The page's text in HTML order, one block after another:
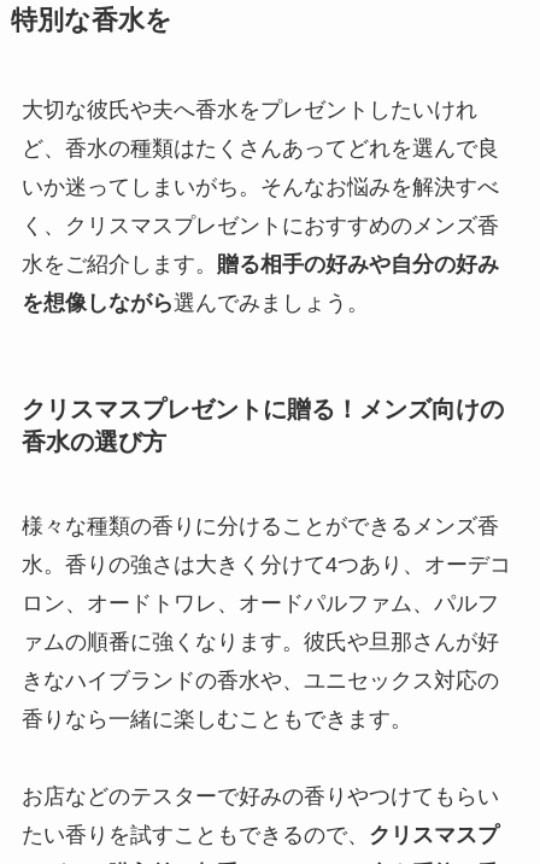
特別な香水を
大切な彼氏や夫へ香水をプレゼントしたいけれ
ど、香水の種類はたくさんあってどれを選んで良
いか迷ってしまいがち。そんなお悩みを解決すべ
く、クリスマスプレゼントにおすすめのメンズ香
水をご紹介します。 贈る相手の好みや自分の好み
を想像しながら選んでみましょう。
クリスマスプレゼントに贈る！メンズ向けの
香水の選び方
様々な種類の香りに分けることができるメンズ香
水。香りの強さは大きく分けて4つあり、オーデコ
ロン、オードトワレ、オードパルファム、パルフ
ァムの順番に強くなります。彼氏や旦那さんが好
きなハイブランドの香水や、ユニセックス対応の
香りなら一緒に楽しむこともできます。
お店などのテスターで好みの香りやつけてもらい
たい香りを試すこともできるので、 クリスマスプ